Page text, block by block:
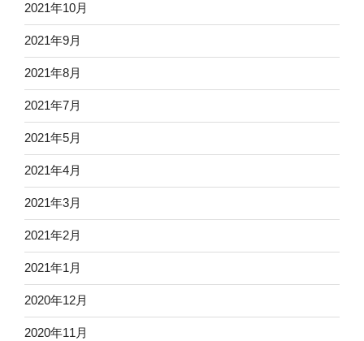
2021年10月
2021年9月
2021年8月
2021年7月
2021年5月
2021年4月
2021年3月
2021年2月
2021年1月
2020年12月
2020年11月